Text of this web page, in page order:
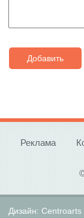
Добавить
Реклама
Дизайн: Centroarts